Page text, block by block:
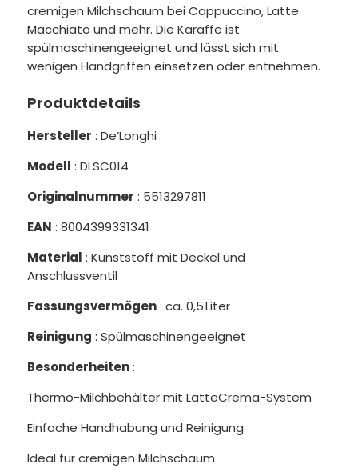
cremigen Milchschaum bei Cappuccino, Latte
Macchiato und mehr. Die Karaffe ist
spülmaschinengeeignet und lässt sich mit
wenigen Handgriffen einsetzen oder entnehmen.
Produktdetails
Hersteller : De’Longhi
Modell : DLSC014
Originalnummer : 5513297811
EAN : 8004399331341
Material : Kunststoff mit Deckel und
Anschlussventil
Fassungsvermögen: ca. 0,5 Liter
Reinigung : Spülmaschinengeeignet
Besonderheiten:
Thermo-Milchbehälter mit LatteCrema-System
Einfache Handhabung und Reinigung
Ideal für cremigen Milchschaum